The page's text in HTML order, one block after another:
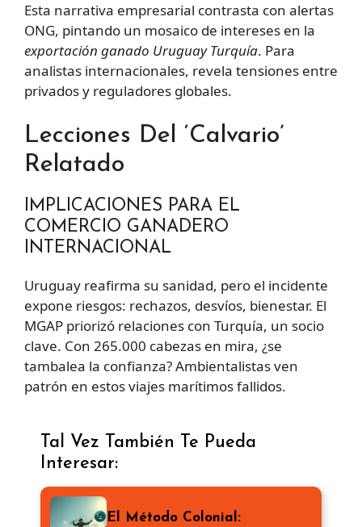
Esta narrativa empresarial contrasta con alertas
ONG, pintando un mosaico de intereses en la
exportación ganado Uruguay Turquía. Para
analistas internacionales, revela tensiones entre
privados y reguladores globales.
Lecciones Del ‘Calvario’
Relatado
IMPLICACIONES PARA EL
COMERCIO GANADERO
INTERNACIONAL
Uruguay reafirma su sanidad, pero el incidente
expone riesgos: rechazos, desvíos, bienestar. El
MGAP priorizó relaciones con Turquía, un socio
clave. Con 265.000 cabezas en mira, ¿se
tambalea la confianza? Ambientalistas ven
patrón en estos viajes marítimos fallidos.
Tal Vez También Te Pueda
Interesar:
El Método Colonial: